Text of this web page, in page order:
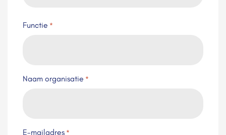
Functie *
Naam organisatie *
E-mailadres *